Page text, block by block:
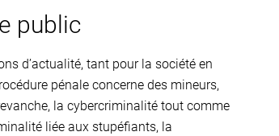
public
d’actualité, tant pour la société en
pénale concerne des mineurs,
la cybercriminalité tout comme
liée aux stupéfiants, la